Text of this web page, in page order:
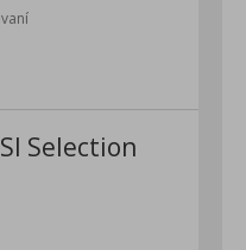
Selection